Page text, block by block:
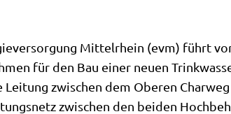
Mittelrhein (evm) führt
für den Bau einer neuen
Leitung zwischen dem Oberen
zwischen den beiden